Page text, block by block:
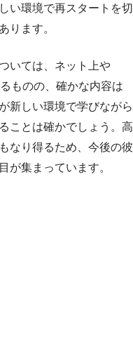
い環境で再スタートを切
ります。
いては、ネット上や
ものの、確かな内容は
新しい環境で学びながら
ことは確かでしょう。高
なり得るため、今後の彼
が集まっています。